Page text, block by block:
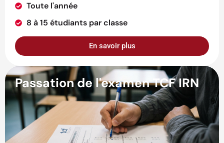
Toute l'année
8 à 15 étudiants par classe
En savoir plus
Passation de l'examen TCF IRN